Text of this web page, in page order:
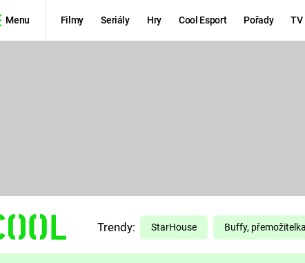
Menu Filmy Seriály Hry Cool Esport Pořady TV
PREDÁTOR
Trendy: StarHouse Buffy,